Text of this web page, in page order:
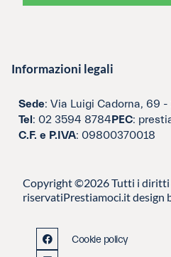
Informazioni legali
Sede: Via Luigi Cadorna, 69
Tel : 02 3594 8784 PEC:
C.F. e P.IVA: 09800370018
Copyright ©2026 Tutti i diritti
riservatiPrestiamoci.it design
Cookie policy